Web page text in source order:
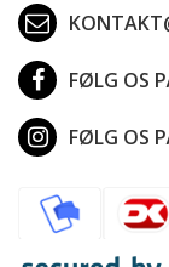
FØLG OS
FØLG OS